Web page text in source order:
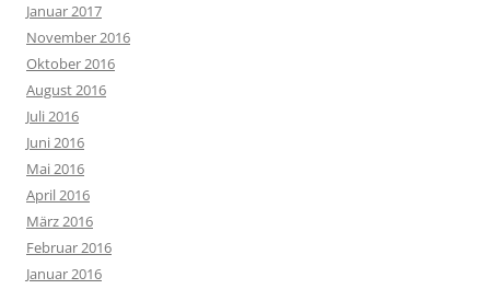
Januar 2017
November 2016
Oktober 2016
August 2016
Juli 2016
Juni 2016
Mai 2016
April 2016
März 2016
Februar 2016
Januar 2016